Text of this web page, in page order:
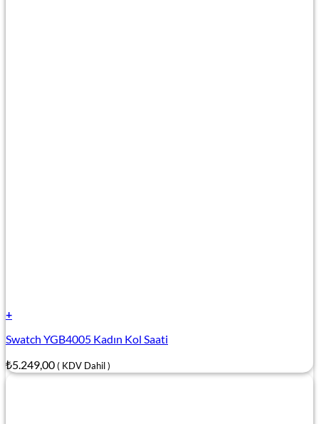
+
Swatch YGB4005 Kadın Kol Saati
₺5.249,00( KDV Dahil )